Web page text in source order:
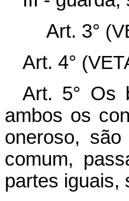
Art. 3°
Art. 4°
Art. 5° Os
ambos os
oneroso,
comum,
partes iguais,